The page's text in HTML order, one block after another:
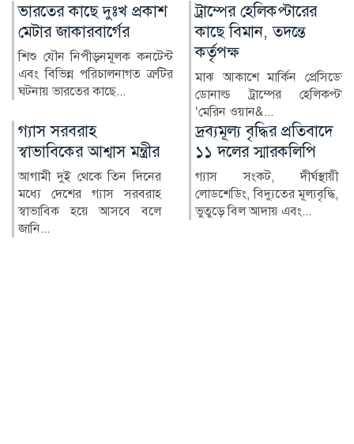
ট্রাম্পের হেলিকপ্টারের
কাছে বিমান, তদন্তে
কর্তৃপক্ষ
মাঝ আকাশে মার্কিন প্রেসিডেন্ট
ডোনাল্ড ট্রাম্পের হেলিকপ্টার
ভারতীয় তরুণীর অভিযোগে
জামালপুরে যুবক গ্রেপ্তার
ভারতীয় এক তরুণীর সঙ্গে
অনলাইনে প্রেমের সম্পর্ক গড়ে তার
ব্যক্তিগত ছবি ও ভিডিও...
দ্রব্যমূল্য বৃদ্ধির প্রতিবাদে
১১ দলের স্মারকলিপি
গ্যাস সংকট, দীর্ঘস্থায়ী
লোডশেডিং, বিদ্যুতের মূল্যবৃদ্ধি,
ভুতুড়ে বিল আদায় এবং...
২৪ ঘণ্টায় হামে আক্রান্ত
৮১৮, মৃত্যু ৬
দেশে গত ২৪ ঘণ্টায় হামের
উপসর্গ নিয়ে আরও ৬ জনের
মৃত্যু হয়েছে। একই সময়ে হাম